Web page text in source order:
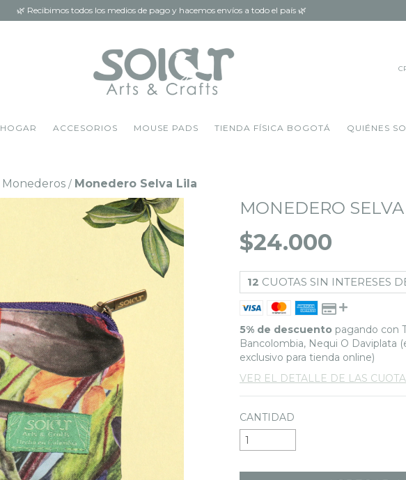
🌿 Recibimos todos los medios de pago y hacemos envíos a todo el país 🌿
HOGAR ACCESORIOS MOUSE PADS TIENDA FÍSICA BOGOTÁ QUIÉNES
Monederos / Monedero Selva Lila
MONEDERO
$24.000
12 CUOTAS SIN INTERESES
5% de descuento pagando con
Bancolombia, Nequi O Daviplata
exclusivo para tienda online)
VER EL DETALLE DE LAS
CANTIDAD